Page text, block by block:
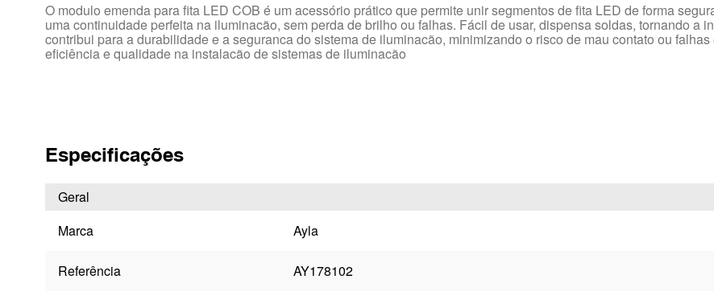
O modulo emenda para fita LED COB é um acessório prático que permite unir segmentos de fita LED de forma
uma continuidade perfeita na iluminacão, sem perda de brilho ou falhas. Fácil de usar, dispensa soldas, tornando a
contribui para a durabilidade e a seguranca do sistema de iluminacão, minimizando o risco de mau contato ou
eficiência e qualidade na instalacão de sistemas de iluminacão
Especificações
Geral
Marca
Ayla
Referência AY178102